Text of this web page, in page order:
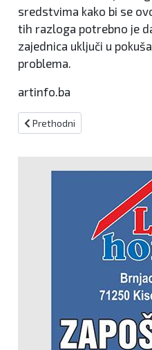
sredstvima kako bi se
tih razloga potrebno je
zajednica uključi u
problema.
artinfo.ba
Prethodni članak:
Prethodni